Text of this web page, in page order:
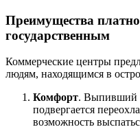
Преимущества
государственным
Коммерческие центры
людям, находящимся в
Комфорт. Выпивший
подвергается
возможность